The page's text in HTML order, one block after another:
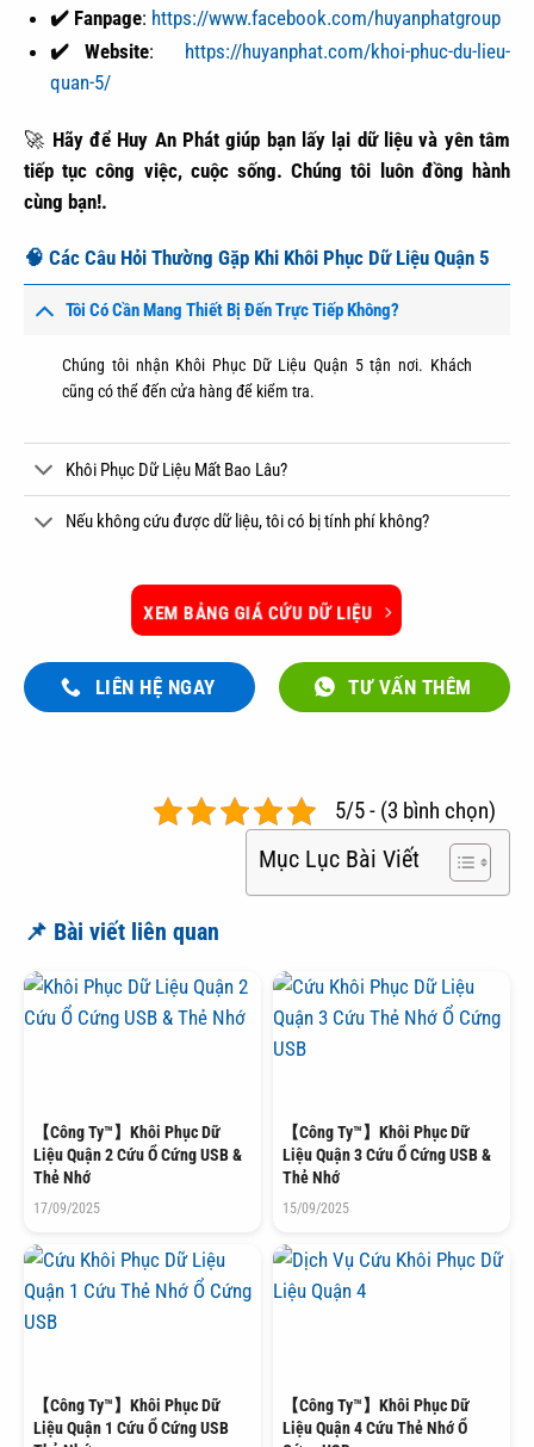
✔️ Fanpage: https://www.facebook.com/huyanphatgroup
✔️ Website: https://huyanphat.com/khoi-phuc-du-lieu-
quan-5/
🚀 Hãy để Huy An Phát giúp bạn lấy lại dữ liệu và yên tâm
tiếp tục công việc, cuộc sống. Chúng tôi luôn đồng hành
cùng bạn!.
🧠 Các Câu Hỏi Thường Gặp Khi Khôi Phục Dữ Liệu Quận 5
Tôi Có Cần Mang Thiết Bị Đến Trực Tiếp Không?
Chúng tôi nhận Khôi Phục Dữ Liệu Quận 5 tận nơi. Khách
cũng có thể đến cửa hàng để kiểm tra.
Khôi Phục Dữ Liệu Mất Bao Lâu?
Nếu không cứu được dữ liệu, tôi có bị tính phí không?
XEM BẢNG GIÁ CỨU DỮ LIỆU
LIÊN HỆ NGAY TƯ VẤN THÊM
5/5 - (3 bình chọn)
Mục Lục Bài Viết
📌 Bài viết liên quan
【Công Ty™】Khôi Phục Dữ
Liệu Quận 2 Cứu Ổ Cứng USB &
Thẻ Nhớ
17/09/2025
【Công Ty™】Khôi Phục Dữ
Liệu Quận 3 Cứu Ổ Cứng USB &
Thẻ Nhớ
15/09/2025
【Công Ty™】Khôi Phục Dữ
Liệu Quận 1 Cứu Ổ Cứng USB
【Công Ty™】Khôi Phục Dữ
Liệu Quận 4 Cứu Thẻ Nhớ Ổ